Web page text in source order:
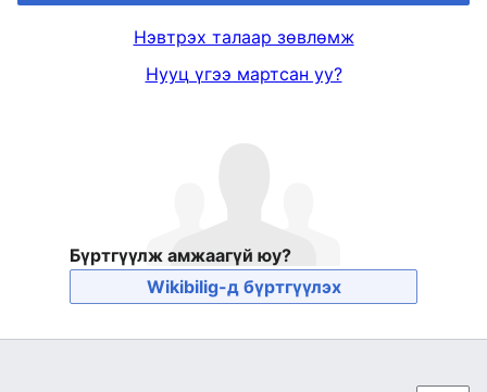
Нэвтрэх талаар зөвлөмж
Нууц үгээ мартсан уу?
Бүртгүүлж амжаагүй юу?
Wikibilig-д бүртгүүлэх